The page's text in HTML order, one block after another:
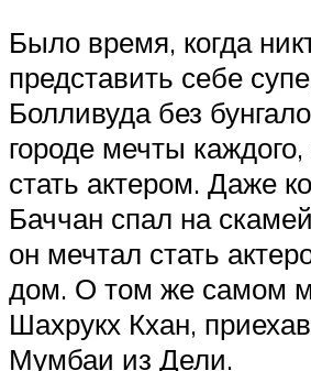
Было время, когда
представить себе
Болливуда без
городе мечты
стать актером. Даже
Баччан спал на
он мечтал стать
дом. О том же самом
Шахрукх Кхан,
Мумбаи из Дели.